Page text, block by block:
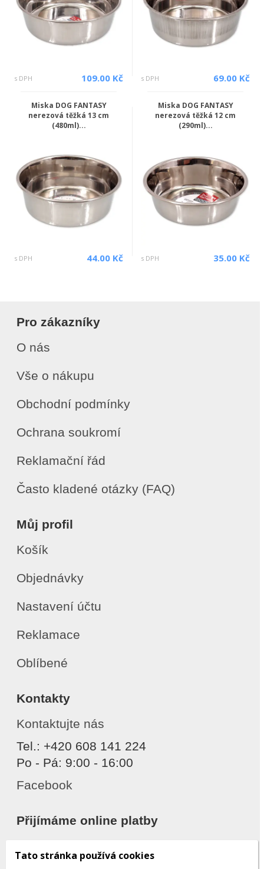
s DPH 109.00 Kč s DPH 69.00 Kč
Miska DOG FANTASY
nerezová těžká 13 cm
(480ml)...
s DPH 44.00 Kč
Miska DOG FANTASY
nerezová těžká 12 cm
(290ml)...
s DPH 35.00 Kč
Pro zákazníky
O nás
Vše o nákupu
Obchodní podmínky
Ochrana soukromí
Reklamační řád
Často kladené otázky (FAQ)
Můj profil
Košík
Objednávky
Nastavení účtu
Reklamace
Oblíbené
Kontakty
Kontaktujte nás
Tel.: +420 608 141 224
Po - Pá: 9:00 - 16:00
Facebook
Přijímáme online platby
Tato stránka používá cookies